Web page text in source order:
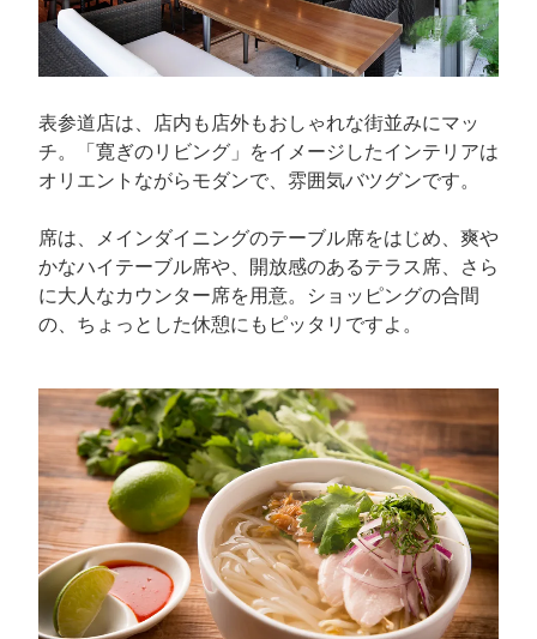
表参道店は、店内も店外もおしゃれな街並みにマッ
チ。「寛ぎのリビング」をイメージしたインテリアは
オリエントながらモダンで、雰囲気バツグンです。
席は、メインダイニングのテーブル席をはじめ、爽や
かなハイテーブル席や、開放感のあるテラス席、さら
に大人なカウンター席を用意。ショッピングの合間
の、ちょっとした休憩にもピッタリですよ。